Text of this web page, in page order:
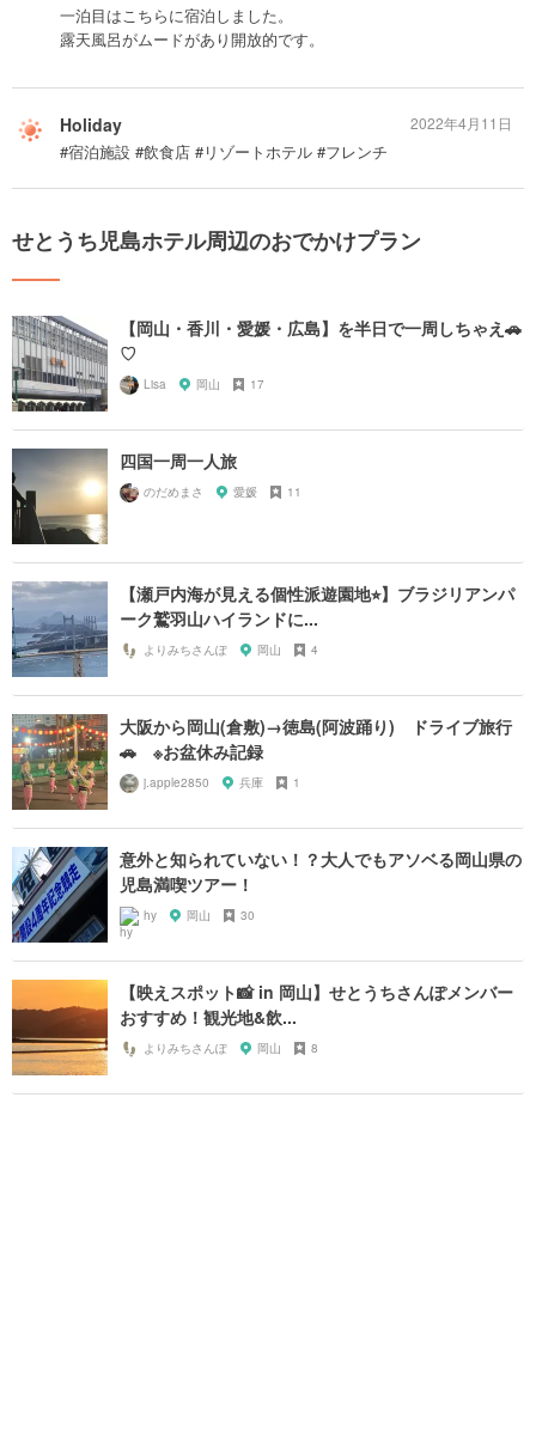
一泊目はこちらに宿泊しました。
露天風呂がムードがあり開放的です。
Holiday
#宿泊施設 #飲食店 #リゾートホテル #フレンチ
2022年4月11日
せとうち児島ホテル周辺のおでかけプラン
【岡山・香川・愛媛・広島】を半日で一周しちゃえ🚗
♡
Lisa 岡山 17
四国一周一人旅
のだめまさ 愛媛 11
【瀬戸内海が見える個性派遊園地⭐︎】ブラジリアンパ
ーク鷲羽山ハイランドに...
よりみちさんぽ 岡山 4
大阪から岡山(倉敷)→徳島(阿波踊り) ドライブ旅行
🚗 ※お盆休み記録
j.apple2850 兵庫 1
意外と知られていない！？大人でもアソベる岡山県の
児島満喫ツアー！
hy 岡山 30
【映えスポット📸 in 岡山】せとうちさんぽメンバー
おすすめ！観光地&飲...
よりみちさんぽ 岡山 8